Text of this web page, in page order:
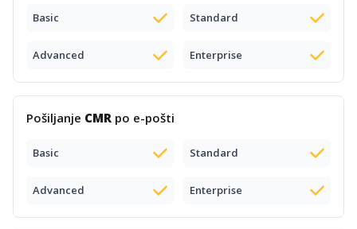
Basic Standard
Advanced Enterprise
Pošiljanje CMR po e-pošti
Basic Standard
Advanced Enterprise